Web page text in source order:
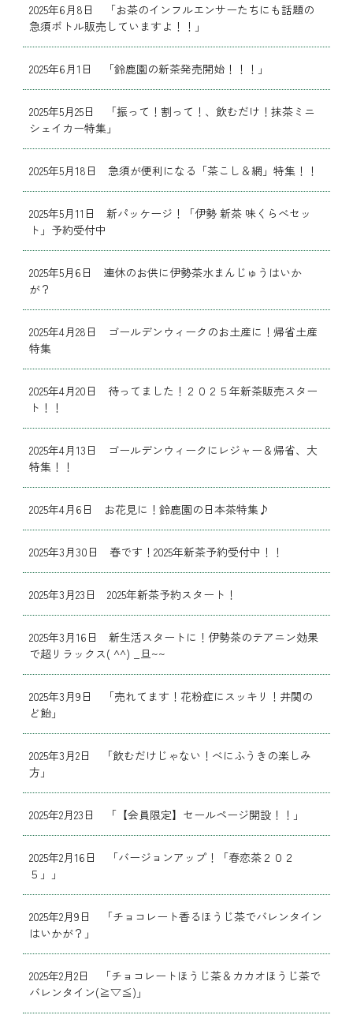
2025年6月8日 「お茶のインフルエンサーたちにも話題の
急須ボトル販売していますよ！！」
2025年6月1日 「鈴鹿園の新茶発売開始！！！」
2025年5月25日 「振って！割って！、飲むだけ！抹茶ミニ
シェイカー特集」
2025年5月18日 急須が便利になる「茶こし＆網」特集！！
2025年5月11日 新パッケージ！「伊勢 新茶 味くらべセッ
ト」予約受付中
2025年5月6日 連休のお供に伊勢茶水まんじゅうはいか
が？
2025年4月28日 ゴールデンウィークのお土産に！帰省土産
特集
2025年4月20日 待ってました！２０２５年新茶販売スター
ト！！
2025年4月13日 ゴールデンウィークにレジャー＆帰省、大
特集！！
2025年4月6日 お花見に！鈴鹿園の日本茶特集♪
2025年3月30日 春です！2025年新茶予約受付中！！
2025年3月23日 2025年新茶予約スタート！
2025年3月16日 新生活スタートに！伊勢茶のテアニン効果
で超リラックス( ^^) _旦~~
2025年3月9日 「売れてます！花粉症にスッキリ！井関の
ど飴」
2025年3月2日 「飲むだけじゃない！べにふうきの楽しみ
方」
2025年2月23日 「【会員限定】セールページ開設！！」
2025年2月16日 「バージョンアップ！「春恋茶２０２
５」」
2025年2月9日 「チョコレート香るほうじ茶でバレンタイン
はいかが？」
2025年2月2日 「チョコレートほうじ茶＆カカオほうじ茶で
バレンタイン(≧▽≦)」